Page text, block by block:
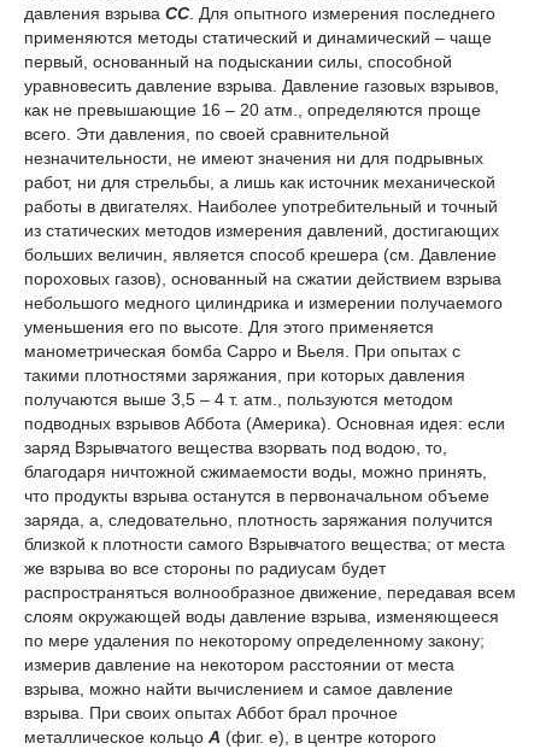
давления взрыва СС . Для опытного измерения последнего
применяются методы статический и динамический – чаще
первый, основанный на подыскании силы, способной
уравновесить давление взрыва. Давление газовых взрывов,
как не превышающие 16 – 20 атм., определяются проще
всего. Эти давления, по своей сравнительной
незначительности, не имеют значения ни для подрывных
работ, ни для стрельбы, а лишь как источник механической
работы в двигателях. Наиболее употребительный и точный
из статических методов измерения давлений, достигающих
больших величин, является способ крешера (см. Давление
пороховых газов), основанный на сжатии действием взрыва
небольшого медного цилиндрика и измерении получаемого
уменьшения его по высоте. Для этого применяется
манометрическая бомба Сарро и Вьеля. При опытах с
такими плотностями заряжания, при которых давления
получаются выше 3,5 – 4 т. атм., пользуются методом
подводных взрывов Аббота (Америка). Основная идея: если
заряд Взрывчатого вещества взорвать под водою, то,
благодаря ничтожной сжимаемости воды, можно принять,
что продукты взрыва останутся в первоначальном объеме
заряда, а, следовательно, плотность заряжания получится
близкой к плотности самого Взрывчатого вещества; от места
же взрыва во все стороны по радиусам будет
распространяться волнообразное движение, передавая всем
слоям окружающей воды давление взрыва, изменяющееся
по мере удаления по некоторому определенному закону;
измерив давление на некотором расстоянии от места
взрыва, можно найти вычислением и самое давление
взрыва. При своих опытах Аббот брал прочное
металлическое кольцо А (фиг. е), в центре которого